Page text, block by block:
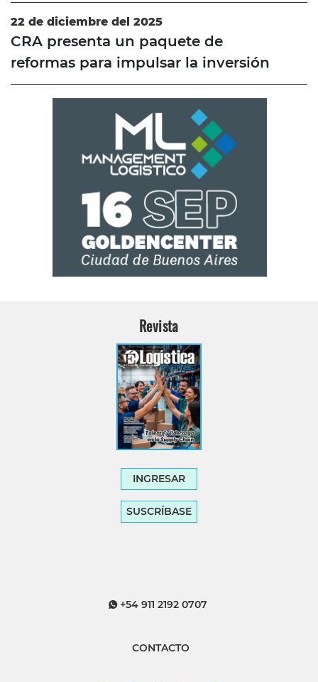
22 de diciembre del 2025
CRA presenta un paquete de
reformas para impulsar la inversión
Revista
INGRESAR
SUSCRÍBASE
+54 911 2192 0707
CONTACTO